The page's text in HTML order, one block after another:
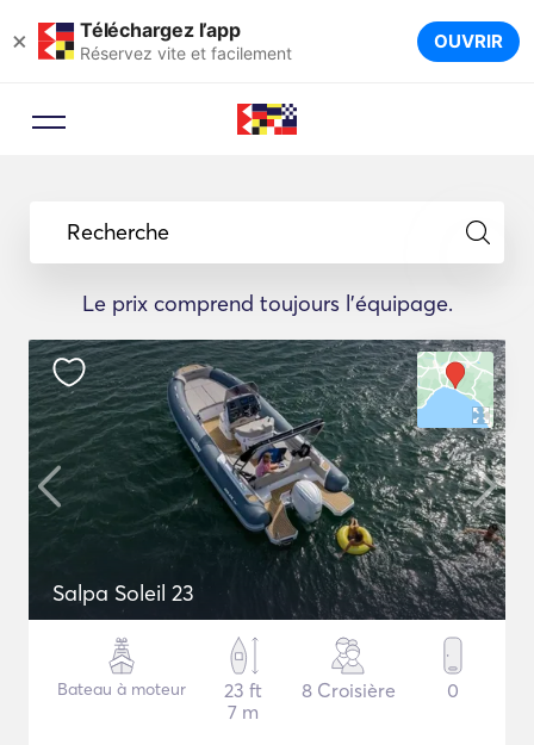
× Téléchargez l’app
Réservez vite et facilement OUVRIR
Recherche
Le prix comprend toujours l'équipage.
Salpa Soleil 23
Bateau à moteur
23 ft
7 m
8 Croisière 0